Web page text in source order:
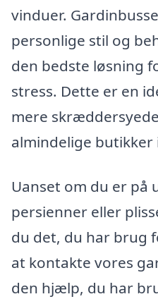
vinduer.
personlige stil og
den bedste løsning
stress. Dette er en
mere
almindelige butikker
Uanset om du er på
persienner eller
du det, du har brug
at kontakte vores
den hjælp, du har